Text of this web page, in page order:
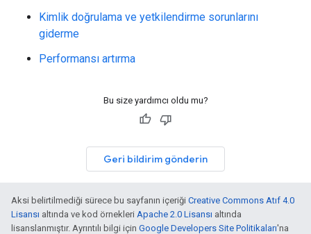
Kimlik doğrulama ve yetkilendirme sorunlarını
giderme
Performansı artırma
Bu size yardımcı oldu mu?
Geri bildirim gönderin
Aksi belirtilmediği sürece bu sayfanın içeriği Creative Commons Atıf 4.0
Lisansı altında ve kod örnekleri Apache 2.0 Lisansı altında
lisanslanmıştır. Ayrıntılı bilgi için Google Developers Site Politikaları'na